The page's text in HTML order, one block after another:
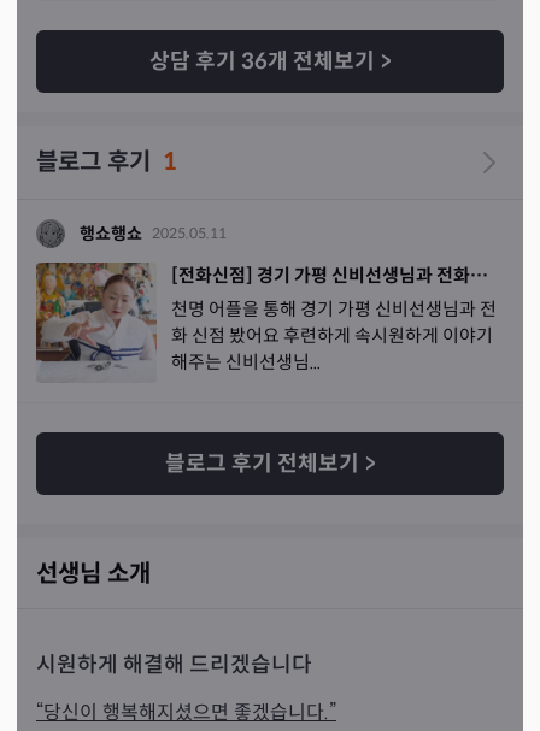
상담 후기 36개 전체보기 >
블로그 후기 1
행쇼행쇼 2025.05.11
[전화신점] 경기 가평 신비선생님과 전화신점 본 후기
천명 어플을 통해 경기 가평 신비선생님과 전
화 신점 봤어요 후련하게 속시원하게 이야기
해주는 신비선생님...
블로그 후기 전체보기 >
선생님 소개
시원하게 해결해 드리겠습니다
“당신이 행복해지셨으면 좋겠습니다.”